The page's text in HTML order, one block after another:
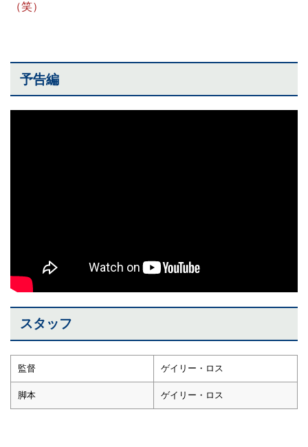
（笑）
予告編
スタッフ
監督 ゲイリー・ロス
脚本 ゲイリー・ロス